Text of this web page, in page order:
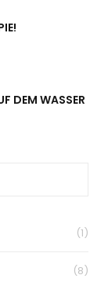
DEM WASSER
(1)
(8)